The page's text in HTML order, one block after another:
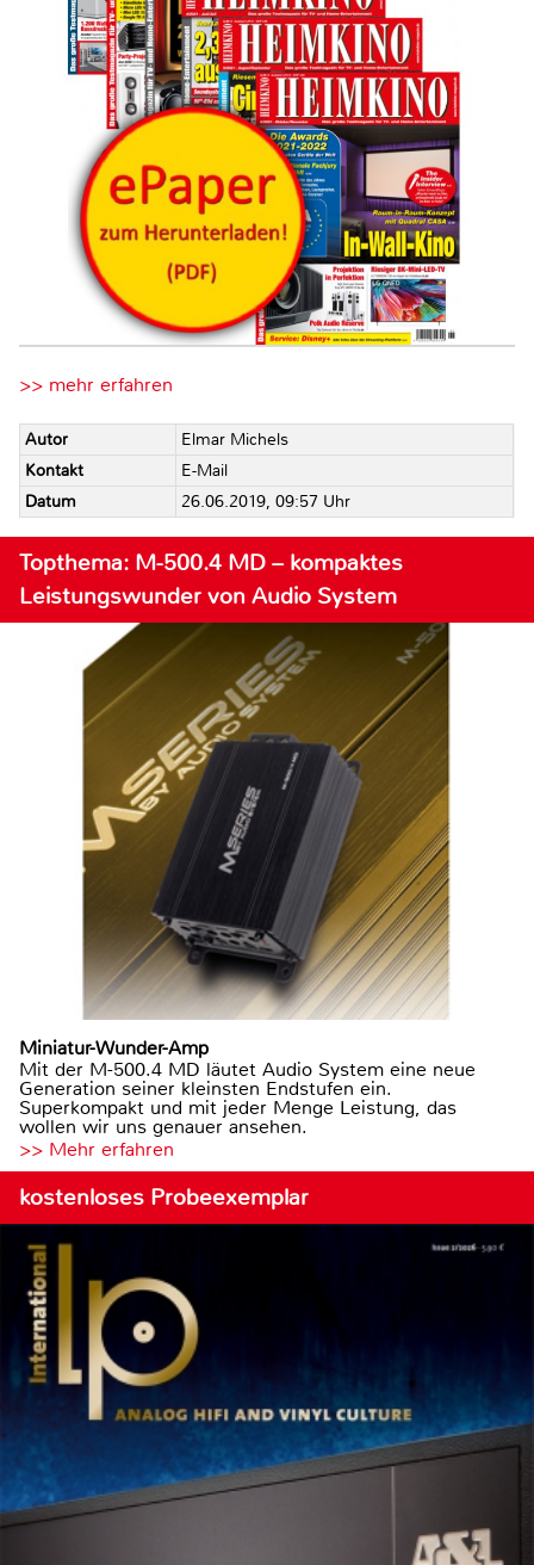
>> mehr erfahren
Autor
Elmar Michels
Kontakt
E-Mail
Datum
26.06.2019, 09:57 Uhr
Topthema: M-500.4 MD – kompaktes
Leistungswunder von Audio System
Miniatur-Wunder-Amp
Mit der M-500.4 MD läutet Audio System eine neue
Generation seiner kleinsten Endstufen ein.
Superkompakt und mit jeder Menge Leistung, das
wollen wir uns genauer ansehen.
>> Mehr erfahren
kostenloses Probeexemplar